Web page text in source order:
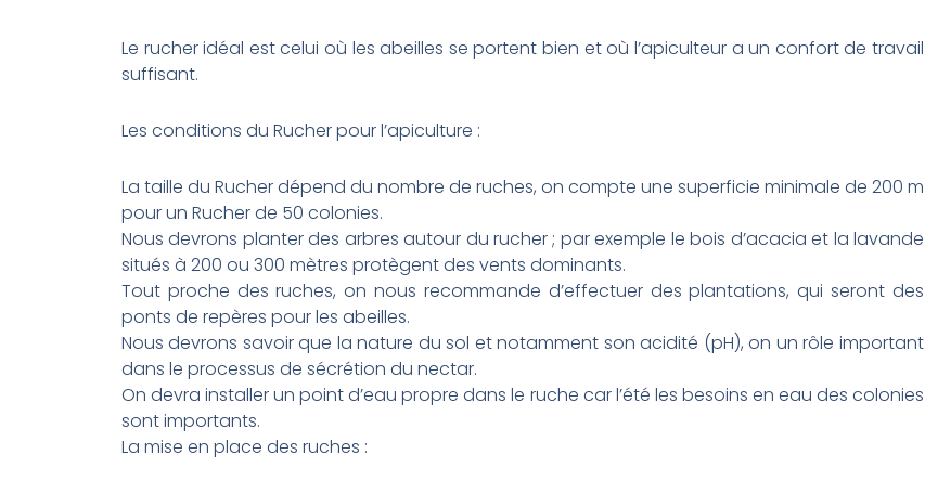
Le rucher idéal est celui où les abeilles se portent bien et où l’apiculteur a un confort de travail
suffisant.
Les conditions du Rucher pour l’apiculture :
La taille du Rucher dépend du nombre de ruches, on compte une superficie minimale de 200 m
pour un Rucher de 50 colonies.
Nous devrons planter des arbres autour du rucher ; par exemple le bois d’acacia et la lavande
situés à 200 ou 300 mètres protègent des vents dominants.
Tout proche des ruches, on nous recommande d’effectuer des plantations, qui seront des
ponts de repères pour les abeilles.
Nous devrons savoir que la nature du sol et notamment son acidité (pH), on un rôle important
dans le processus de sécrétion du nectar.
On devra installer un point d’eau propre dans le ruche car l’été les besoins en eau des colonies
sont importants.
La mise en place des ruches :